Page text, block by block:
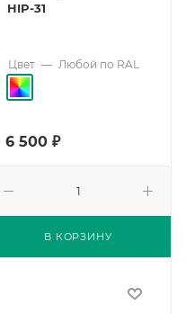
HIP-31
В КОРЗИНУ
Цвет — Любой по RAL
6 500₽